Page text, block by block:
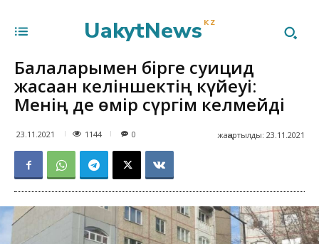
UakytNews KZ
Балаларымен бірге суицид
жасаған келіншектің күйеуі:
Менің де өмір сүргім келмейді
23.11.2021 1144 жаңартылды: 23.11.2021
0